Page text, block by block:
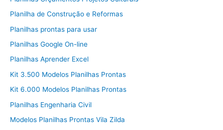
Planilha de Construção e Reformas
Planilhas prontas para usar
Planilhas Google On-line
Planilhas Aprender Excel
Kit 3.500 Modelos Planilhas Prontas
Kit 6.000 Modelos Planilhas Prontas
Planilhas Engenharia Civil
Modelos Planilhas Prontas Vila Zilda